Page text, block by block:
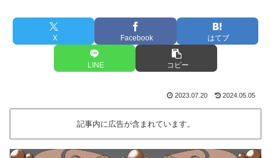
X Facebook はてブ
LINE コピー
2023.07.20 2024.05.05
記事内に広告が含まれています。